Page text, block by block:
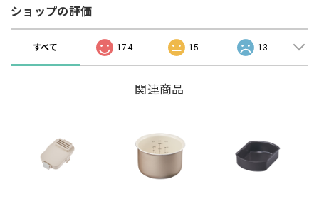
ショップの評価
すべて 174 15 13
関連商品